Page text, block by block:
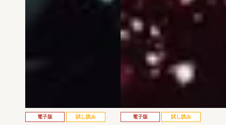
電子版 試し読み 電子版 試し読み